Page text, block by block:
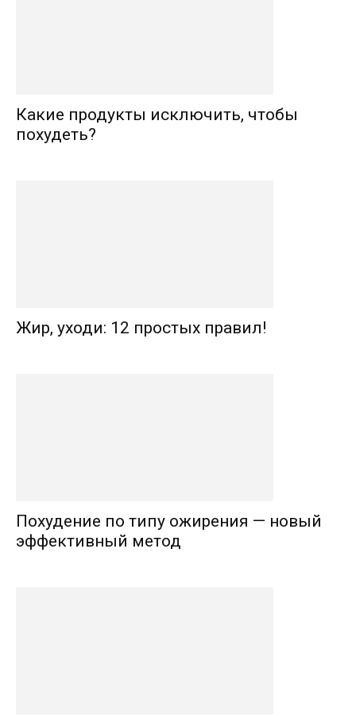
Какие продукты исключить, чтобы
похудеть?
Жир, уходи: 12 простых правил!
Похудение по типу ожирения — новый
эффективный метод